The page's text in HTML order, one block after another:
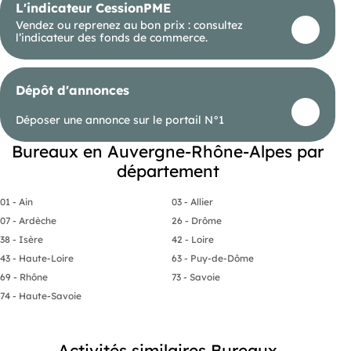
L'indicateur CessionPME
Vendez ou reprenez au bon prix : consultez
l’indicateur des fonds de commerce.
Dépôt d'annonces
Déposer une annonce sur le portail N°1
Bureaux en Auvergne-Rhône-Alpes par
département
01 - Ain
03 - Allier
07 - Ardèche
26 - Drôme
38 - Isère
42 - Loire
43 - Haute-Loire
63 - Puy-de-Dôme
69 - Rhône
73 - Savoie
74 - Haute-Savoie